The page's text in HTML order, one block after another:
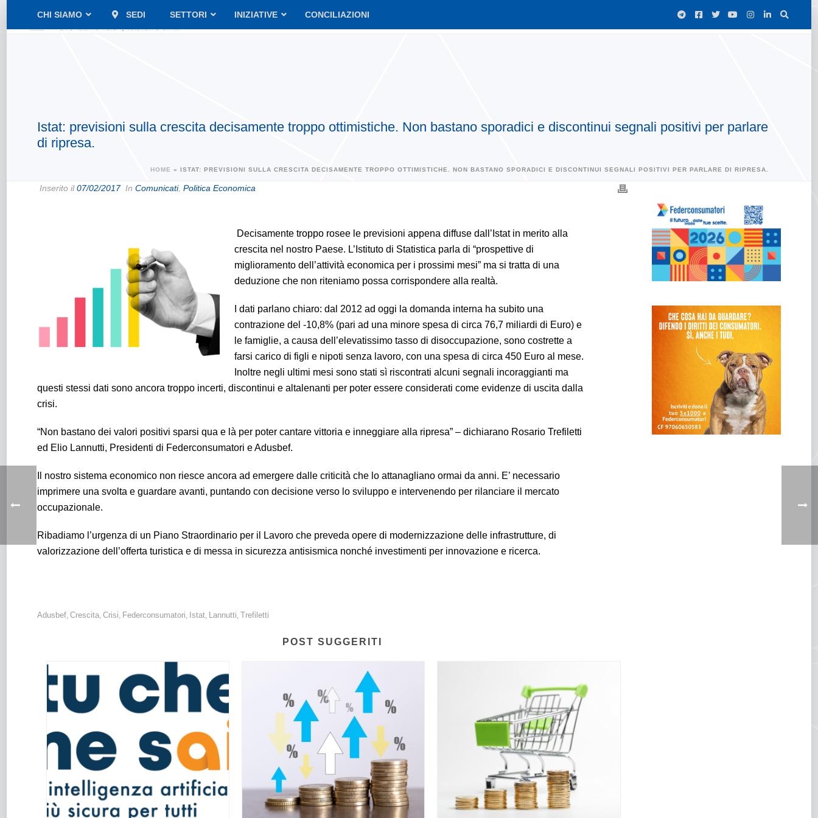
CHI SIAMO SEDI SETTORI INIZIATIVE CONCILIAZIONI
Istat: previsioni sulla crescita decisamente troppo ottimistiche. Non bastano sporadici e discontinui segnali positivi per parlare
di ripresa.
HOME » ISTAT: PREVISIONI SULLA CRESCITA DECISAMENTE TROPPO OTTIMISTICHE. NON BASTANO SPORADICI E DISCONTINUI SEGNALI POSITIVI PER PARLARE DI RIPRESA.
Inserito il07/02/2017 In Comunicati, Politica Economica
Decisamente troppo rosee le previsioni appena diffuse dall’Istat in merito alla
crescita nel nostro Paese. L’Istituto di Statistica parla di “prospettive di
miglioramento dell’attività economica per i prossimi mesi” ma si tratta di una
deduzione che non riteniamo possa corrispondere alla realtà.
I dati parlano chiaro: dal 2012 ad oggi la domanda interna ha subito una
contrazione del -10,8% (pari ad una minore spesa di circa 76,7 miliardi di Euro) e
le famiglie, a causa dell’elevatissimo tasso di disoccupazione, sono costrette a
farsi carico di figli e nipoti senza lavoro, con una spesa di circa 450 Euro al mese.
Inoltre negli ultimi mesi sono stati sì riscontrati alcuni segnali incoraggianti ma
questi stessi dati sono ancora troppo incerti, discontinui e altalenanti per poter essere considerati come evidenze di uscita dalla
crisi.
“Non bastano dei valori positivi sparsi qua e là per poter cantare vittoria e inneggiare alla ripresa” – dichiarano Rosario Trefiletti
ed Elio Lannutti, Presidenti di Federconsumatori e Adusbef.
Il nostro sistema economico non riesce ancora ad emergere dalle criticità che lo attanagliano ormai da anni. E’ necessario
imprimere una svolta e guardare avanti, puntando con decisione verso lo sviluppo e intervenendo per rilanciare il mercato
occupazionale.
Ribadiamo l’urgenza di un Piano Straordinario per il Lavoro che preveda opere di modernizzazione delle infrastrutture, di
valorizzazione dell’offerta turistica e di messa in sicurezza antisismica nonché investimenti per innovazione e ricerca.
Adusbef, Crescita, Crisi, Federconsumatori, Istat, Lannutti, Trefiletti
POST SUGGERITI